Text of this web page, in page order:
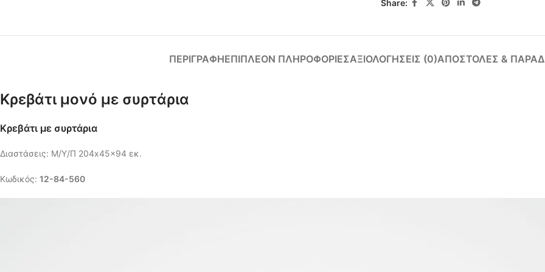
Share:
ΠΕΡΙΓΡΑΦΉΕΠΙΠΛΈΟΝ ΠΛΗΡΟΦΟΡΊΕΣΑΞΙΟΛΟΓΉΣΕΙΣ (0)ΑΠΟΣΤΟΛΈΣ &
Κρεβάτι μονό με συρτάρια
Κρεβάτι με συρτάρια
Διαστάσεις: Μ/Υ/Π 204x45x94 εκ.
Κωδικός: 12-84-560